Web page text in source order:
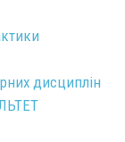
дисциплін